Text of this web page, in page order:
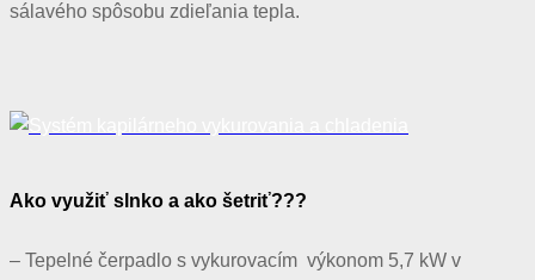
sálavého spôsobu zdieľania tepla.
Ako využiť slnko a ako šetriť???
– Tepelné čerpadlo s vykurovacím výkonom 5,7 kW v